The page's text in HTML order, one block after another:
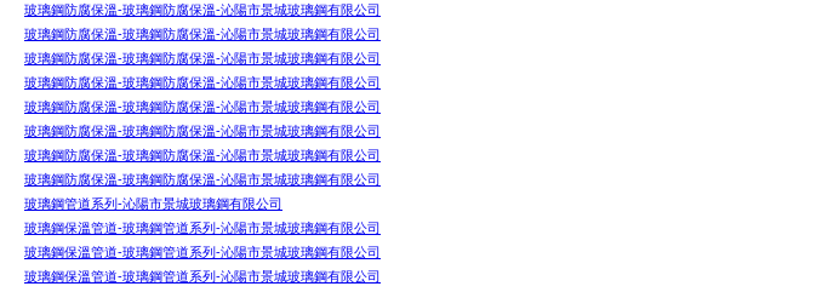
玻璃鋼防腐保溫-玻璃鋼防腐保溫-沁陽市景城玻璃鋼有限公司
玻璃鋼防腐保溫-玻璃鋼防腐保溫-沁陽市景城玻璃鋼有限公司
玻璃鋼防腐保溫-玻璃鋼防腐保溫-沁陽市景城玻璃鋼有限公司
玻璃鋼防腐保溫-玻璃鋼防腐保溫-沁陽市景城玻璃鋼有限公司
玻璃鋼防腐保溫-玻璃鋼防腐保溫-沁陽市景城玻璃鋼有限公司
玻璃鋼防腐保溫-玻璃鋼防腐保溫-沁陽市景城玻璃鋼有限公司
玻璃鋼防腐保溫-玻璃鋼防腐保溫-沁陽市景城玻璃鋼有限公司
玻璃鋼防腐保溫-玻璃鋼防腐保溫-沁陽市景城玻璃鋼有限公司
玻璃鋼管道系列-沁陽市景城玻璃鋼有限公司
玻璃鋼保溫管道-玻璃鋼管道系列-沁陽市景城玻璃鋼有限公司
玻璃鋼保溫管道-玻璃鋼管道系列-沁陽市景城玻璃鋼有限公司
玻璃鋼保溫管道-玻璃鋼管道系列-沁陽市景城玻璃鋼有限公司